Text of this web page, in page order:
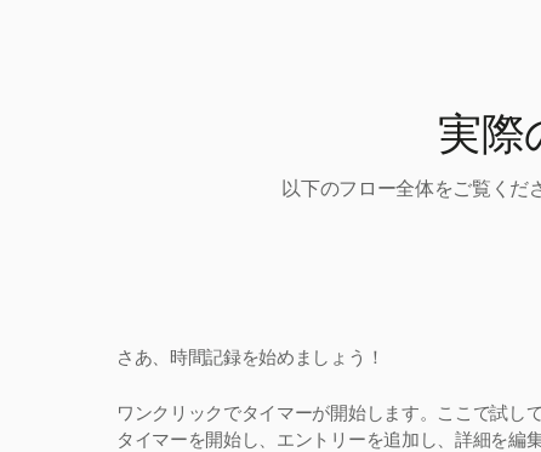
実際
以下のフロー全体をご覧くだ
さあ、時間記録を始めましょう！
ワンクリックでタイマーが開始します。ここで試し
タイマーを開始し、エントリーを追加し、詳細を編